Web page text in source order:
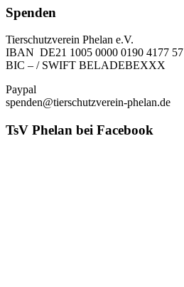
Spenden
Tierschutzverein Phelan e.V.
IBAN DE21 1005 0000 0190 4177 57
BIC – / SWIFT BELADEBEXXX
Paypal
spenden@tierschutzverein-phelan.de
TsV Phelan bei Facebook